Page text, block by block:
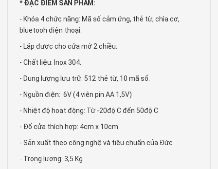
* ĐẶC ĐIỂM SẢN PHẨM:
- Khóa 4 chức năng: Mã số cảm ứng, thẻ từ, chìa cơ,
bluetooh điện thoại.
- Lắp được cho cửa mở 2 chiều.
- Chất liệu: Inox 304.
- Dung lượng lưu trữ: 512 thẻ từ, 10 mã số.
- Nguồn điện: 6V (4 viên pin AA 1,5V)
- Nhiệt độ hoạt động: Từ -20độ C đến 50độ C
- Đố cửa thích hợp: 4cm x 10cm
- Sản xuất theo công nghệ và tiêu chuẩn của Đức
- Trọng lượng: 3,5 Kg